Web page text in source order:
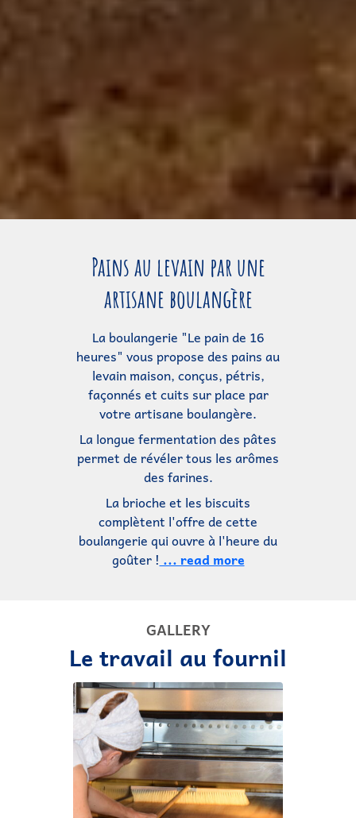
Pains au levain par une
artisane boulangère
La boulangerie "Le pain de 16
heures" vous propose des pains au
levain maison, conçus, pétris,
façonnés et cuits sur place par
votre artisane boulangère.
La longue fermentation des pâtes
permet de révéler tous les arômes
des farines.
La brioche et les biscuits
complètent l'offre de cette
boulangerie qui ouvre à l'heure du
goûter ! ... read more
GALLERY
Le travail au fournil